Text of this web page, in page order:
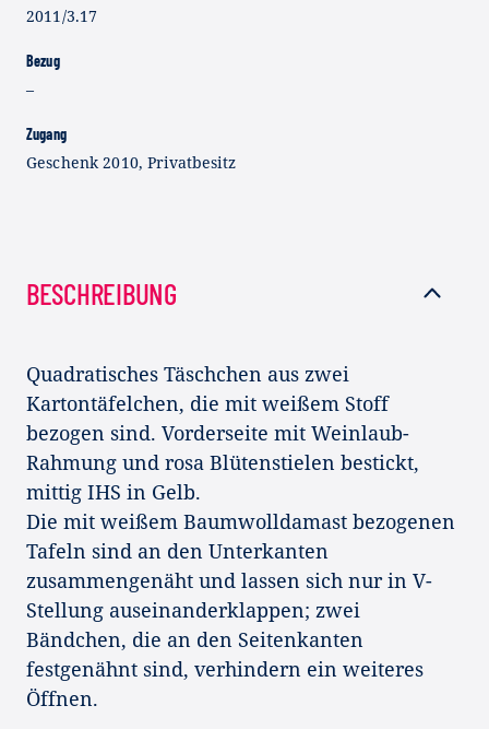
2011/3.17
Bezug
–
Zugang
Geschenk 2010, Privatbesitz
BESCHREIBUNG
Quadratisches Täschchen aus zwei
Kartontäfelchen, die mit weißem Stoff
bezogen sind. Vorderseite mit Weinlaub-
Rahmung und rosa Blütenstielen bestickt,
mittig IHS in Gelb.
Die mit weißem Baumwolldamast bezogenen
Tafeln sind an den Unterkanten
zusammengenäht und lassen sich nur in V-
Stellung auseinanderklappen; zwei
Bändchen, die an den Seitenkanten
festgenähnt sind, verhindern ein weiteres
Öffnen.